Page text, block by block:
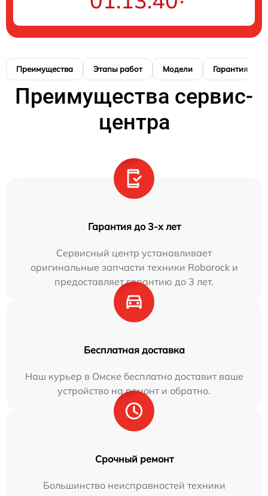
Преимущества Этапы работ Модели Гарантия
Преимущества сервис-
центра
Гарантия до 3-х лет
Сервисный центр устанавливает
оригинальные запчасти техники Roborock и
предоставляет гарантию до 3 лет.
Бесплатная доставка
Наш курьер в Омске бесплатно доставит ваше
устройство на ремонт и обратно.
Срочный ремонт
Большинство неисправностей техники